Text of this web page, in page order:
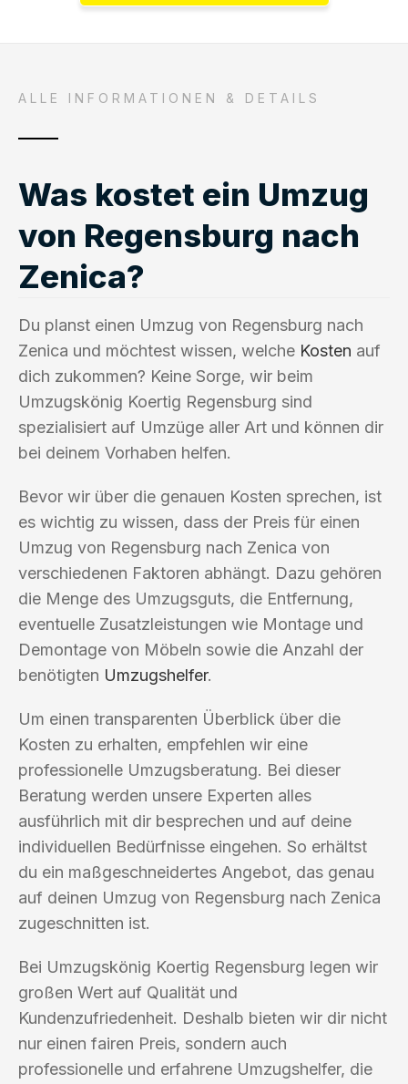
ALLE INFORMATIONEN & DETAILS
Was kostet ein Umzug
von Regensburg nach
Zenica?
Du planst einen Umzug von Regensburg nach
Zenica und möchtest wissen, welche Kosten auf
dich zukommen? Keine Sorge, wir beim
Umzugskönig Koertig Regensburg sind
spezialisiert auf Umzüge aller Art und können dir
bei deinem Vorhaben helfen.
Bevor wir über die genauen Kosten sprechen, ist
es wichtig zu wissen, dass der Preis für einen
Umzug von Regensburg nach Zenica von
verschiedenen Faktoren abhängt. Dazu gehören
die Menge des Umzugsguts, die Entfernung,
eventuelle Zusatzleistungen wie Montage und
Demontage von Möbeln sowie die Anzahl der
benötigten Umzugshelfer.
Um einen transparenten Überblick über die
Kosten zu erhalten, empfehlen wir eine
professionelle Umzugsberatung. Bei dieser
Beratung werden unsere Experten alles
ausführlich mit dir besprechen und auf deine
individuellen Bedürfnisse eingehen. So erhältst
du ein maßgeschneidertes Angebot, das genau
auf deinen Umzug von Regensburg nach Zenica
zugeschnitten ist.
Bei Umzugskönig Koertig Regensburg legen wir
großen Wert auf Qualität und
Kundenzufriedenheit. Deshalb bieten wir dir nicht
nur einen fairen Preis, sondern auch
professionelle und erfahrene Umzugshelfer, die